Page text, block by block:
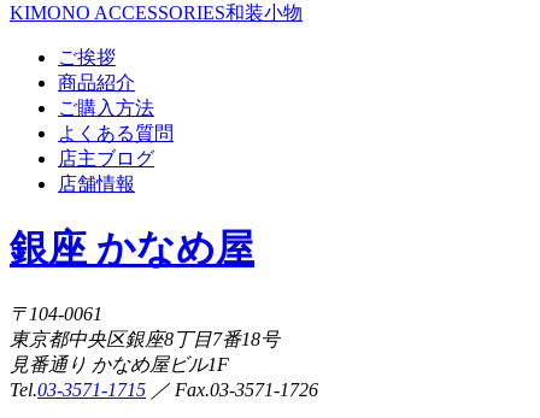
KIMONO ACCESSORIES和装小物
ご挨拶
商品紹介
ご購入方法
よくある質問
店主ブログ
店舗情報
銀座 かなめ屋
〒104-0061
東京都中央区銀座8丁目7番18号
見番通り かなめ屋ビル1F
Tel.03-3571-1715 ／ Fax.03-3571-1726